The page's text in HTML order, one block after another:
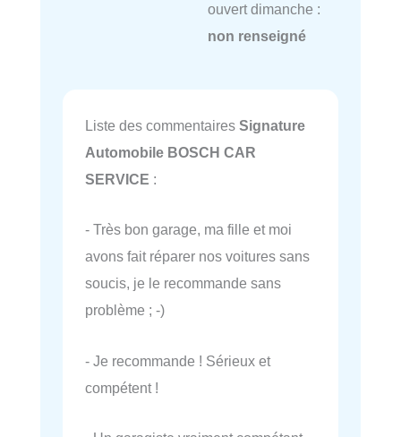
ouvert dimanche :
non renseigné
Liste des commentaires Signature
Automobile BOSCH CAR
SERVICE :
- Très bon garage, ma fille et moi
avons fait réparer nos voitures sans
soucis, je le recommande sans
problème ; -)
- Je recommande ! Sérieux et
compétent !